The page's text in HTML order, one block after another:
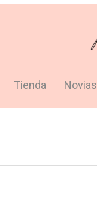
Tienda Novias